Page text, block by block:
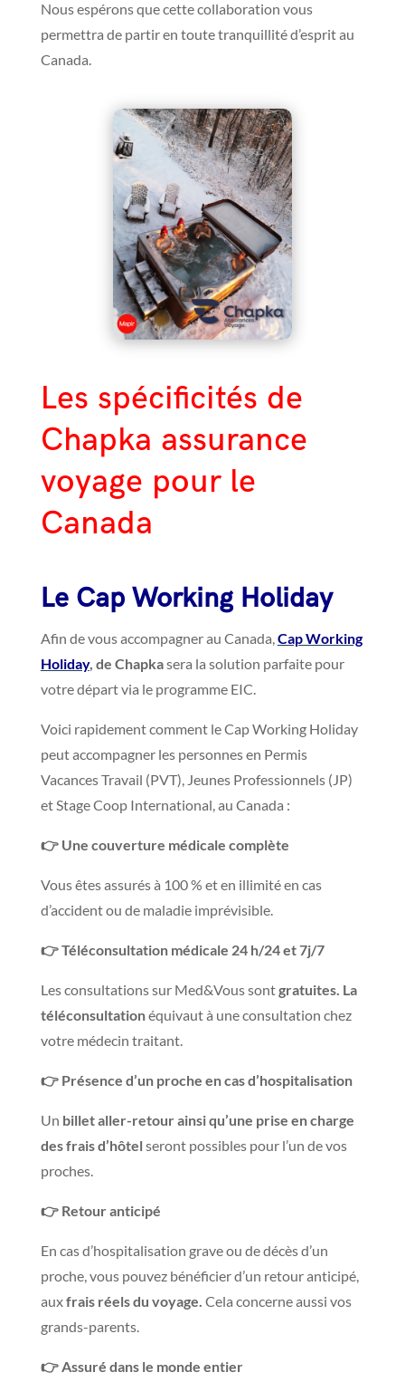
Nous espérons que cette collaboration vous
permettra de partir en toute tranquillité d’esprit au
Canada.
Les spécificités de
Chapka assurance
voyage pour le
Canada
Le Cap Working Holiday
Afin de vous accompagner au Canada,Cap Working
Holiday, de Chapkasera la solution parfaite pour
votre départ via le programme EIC.
Voici rapidement comment le Cap Working Holiday
peut accompagner les personnes en Permis
Vacances Travail (PVT), Jeunes Professionnels (JP)
et Stage Coop International, au Canada :
👉 Une couverture médicale complète
Vous êtes assurés à 100 % et en illimité en cas
d’accident ou de maladie imprévisible.
👉 Téléconsultation médicale 24 h/24 et 7j/7
Les consultations sur Med&Vous sontgratuites. La
téléconsultationéquivaut à une consultation chez
votre médecin traitant.
👉 Présence d’un proche en cas d’hospitalisation
Un billet aller-retour ainsi qu’une prise en charge
des frais d’hôtelseront possibles pour l’un de vos
proches.
👉 Retour anticipé
En cas d’hospitalisation grave ou de décès d’un
proche, vous pouvez bénéficier d’un retour anticipé,
auxfrais réels du voyage. Cela concerne aussi vos
grands-parents.
👉 Assuré dans le monde entier